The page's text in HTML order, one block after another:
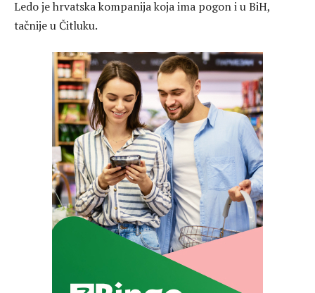
Ledo je hrvatska kompanija koja ima pogon i u BiH,
tačnije u Čitluku.